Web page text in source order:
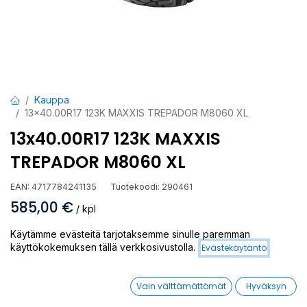
Kauppa
13x40.00R17 123K MAXXIS TREPADOR M8060 XL
13x40.00R17 123K MAXXIS
TREPADOR M8060 XL
EAN: 4717784241135 Tuotekoodi: 290461
585,00 € / kpl
Toimittajilla (ulkomaa):Saatavilla
Käytämme evästeitä tarjotaksemme sinulle paremman
käyttökokemuksen tällä verkkosivustolla. Evästekäytäntö
Vain välttämättömät Hyväksyn